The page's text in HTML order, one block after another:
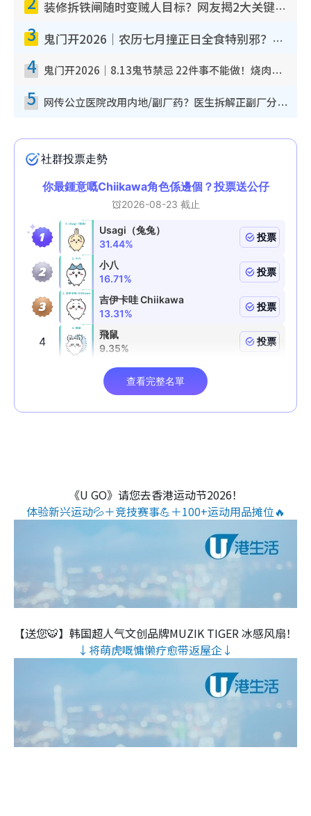
装修拆铁闸随时变贼人目标？网友揭2大关键用途：装新款等于白装？附新旧铁闸分别
3 鬼门开2026｜农历七月撞正日全食特别邪？专家警告切忌做一事！揭4大禁忌+2招保平安
4 鬼门开2026｜8.13鬼节禁忌 22件事不能做！烧肉、刺身要少食？半夜勿吹口哨/打给个电话
5 网传公立医院改用内地/副厂药？医生拆解正副厂分别，揭4类人换药随时出事
《U GO》请您去香港运动节2026！
体验新兴运动💦＋竞技赛事💪＋100+运动用品摊位🔥
【送您🐯】韩国超人气文创品牌MUZIK TIGER 冰感风扇！
↓将萌虎嘅慵懒疗愈带返屋企↓